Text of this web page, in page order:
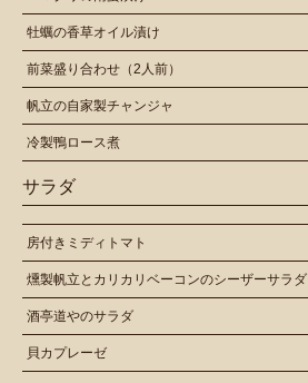
牡蠣の香草オイル漬け
前菜盛り合わせ（2人前）
帆立の自家製チャンジャ
冷製鴨ロース煮
サラダ
房付きミディトマト
燻製帆立とカリカリベーコンのシーザーサラダ
酒亭道やのサラダ
貝カプレーゼ